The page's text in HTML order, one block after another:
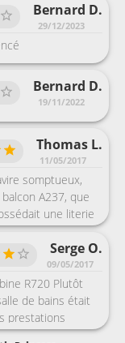
Bernard D.
29/12/2023
Bernard D.
19/11/2022
Thomas L.
11/05/2017
somptueux,
A237, que
une literie
grand nombre
vos valises.
petite que la
tant dans les
une quantité
du monde,
Serge O.
09/05/2017
R720 Plutôt
de bains était
prestations
la restauration !